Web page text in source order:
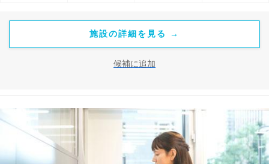
施設の詳細を見る →
候補に追加